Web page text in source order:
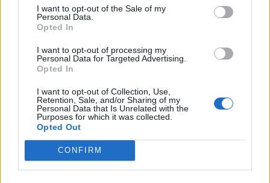
I want to opt-out of the Sale of my
Personal Data.
Opted In
I want to opt-out of processing my
Personal Data for Targeted Advertising.
Opted In
I want to opt-out of Collection, Use,
Retention, Sale, and/or Sharing of my
Personal Data that Is Unrelated with the
Purposes for which it was collected.
Opted Out
CONFIRM
18.990 ευρώ
συνεχίζουν μαζί: Ανανέωση της
συνεργασίας τους μέχρι το
18η συνεχόμενη χρονιά για τον ΟΤΕ στη διεθνή σειρά δεικτών
Alpha Bank: Για πρώτη φορά το
Αρχαίο Θέατρο Επιδαύρου
άνοιξε τις πύλες του σε όλους